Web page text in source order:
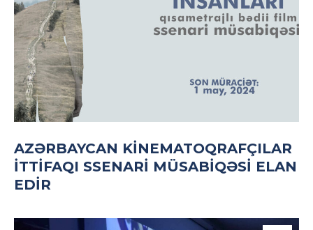
AZƏRBAYCAN KINEMATOQRAFÇILAR
İTTIFAQI SSENARI MÜSABIQƏSI ELAN
EDIR